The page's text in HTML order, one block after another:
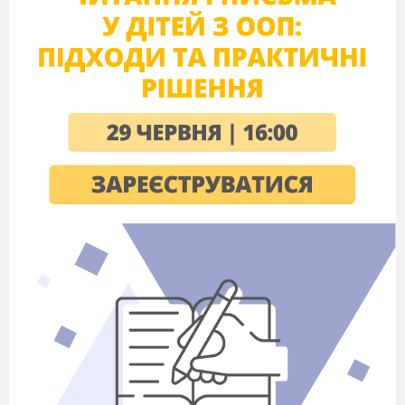
’ясувати етимологію та значення
слова
Морфологічний розбір
Фонетична транскрипція
Підібрати синоніми до слова
інформація.
Прокоментуйте рядки з поезії Л.
Костенко .
Шалені темпи. Час не наша власність.
Фантастика - не мріяв і Жюль Верн.
Нас із металу виклепав модерн.
Душа належить людству і епохам.
Чому ж її так раптом потрясли
осінні яблука, що сумно пахнуть льохом,
і руки матері, що яблука внесли ?!
Запишіть свої роздуми щодо осмислення
проблем людського життя і світу